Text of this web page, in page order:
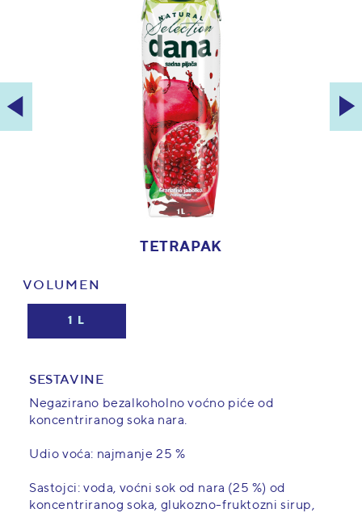
TETRAPAK
VOLUMEN
1 L
SESTAVINE
Negazirano bezalkoholno voćno piće od
koncentriranog soka nara.
Udio voća: najmanje 25 %
Sastojci: voda, voćni sok od nara (25 %) od
koncentriranog soka, glukozno-fruktozni sirup,